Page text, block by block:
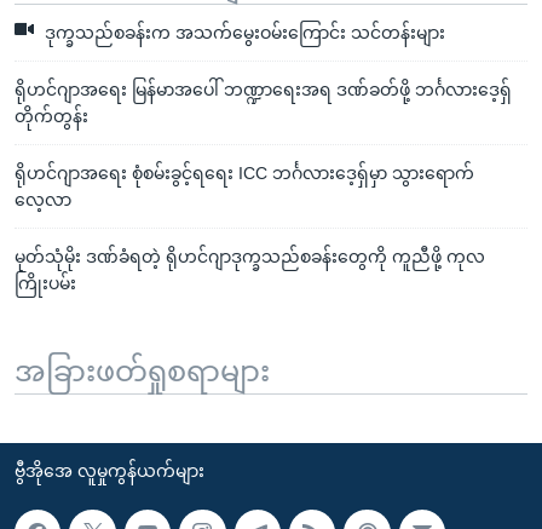
ဒုက္ခသည်စခန်းက အသက်မွေးဝမ်းကြောင်း သင်တန်းများ
ရိုဟင်ဂျာအရေး မြန်မာအပေါ် ဘဏ္ဍာရေးအရ ဒဏ်ခတ်ဖို့ ဘင်္ဂလားဒေ့ရှ်
တိုက်တွန်း
ရိုဟင်ဂျာအရေး စုံစမ်းခွင့်ရရေး ICC ဘင်္ဂလားဒေ့ရှ်မှာ သွားရောက်
လေ့လာ
မုတ်သုံမိုး ဒဏ်ခံရတဲ့ ရိုဟင်ဂျာဒုက္ခသည်စခန်းတွေကို ကူညီဖို့ ကုလ
ကြိုးပမ်း
အခြားဖတ်ရှုစရာများ
ဗွီအိုအေ လူမှုကွန်ယက်များ